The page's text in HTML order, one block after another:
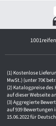
e
Kostenlose
MwSt.) (unter 70€
Katalogpreise
auf dieser Webseite
Aggregierte
auf 939 Bewertungen
15.06.2022 für